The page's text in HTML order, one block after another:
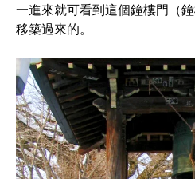
一進來就可看到這個鐘樓門（
移築過來的。